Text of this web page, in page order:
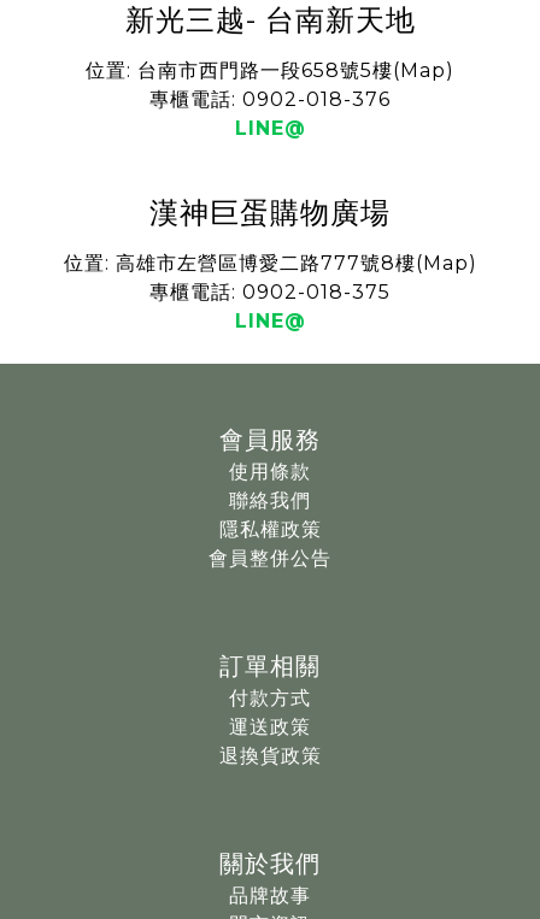
新光三越- 台南新天地
位置: 台南市西門路一段658號5樓(Map)
專櫃電話: 0902-018-376
LINE@
漢神巨蛋購物廣場
位置: 高雄市左營區博愛二路777號8樓(Map)
專櫃電話: 0902-018-375
LINE@
會員服務
使用條款
聯絡我們
隱私權政策
會員整併公告
訂單相關
付款方式
運送政策
退換貨政策
關於我們
品牌故事